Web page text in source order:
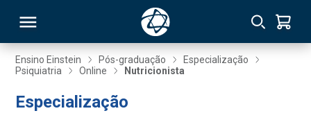
Ensino Einstein Pós-graduação
Especialização
Psiquiatria
Online Nutricionista
Especialização